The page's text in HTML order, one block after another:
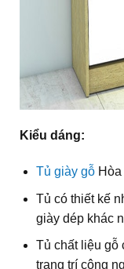
Kiểu dáng:
Tủ giày gỗHòa
Tủ có thiết kế
giày dép khác
Tủ chất liệu gỗ
trang trí công